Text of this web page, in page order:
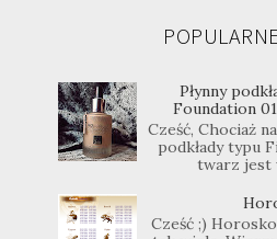
Płynny
Foundation
Cześć, Chociaż
podkłady typu
twarz jest
Cześć ;)